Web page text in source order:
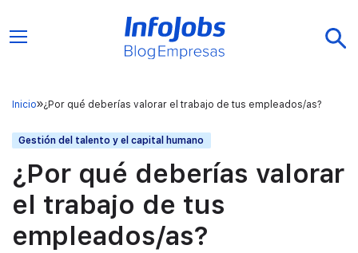
Inicio ¿Por qué deberías valorar el trabajo de tus empleados/as?
Gestión del talento y el capital humano
¿Por qué deberías valorar
el trabajo de tus
empleados/as?